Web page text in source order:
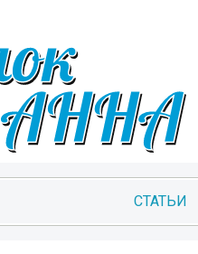
СТАТЬИ